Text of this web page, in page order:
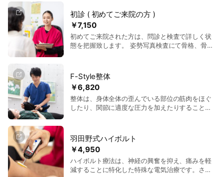
￥7,150
初診 ( 初めてご来院の方 )
初めてご来院された方は、問診と検査で詳しく状
態を把握致します。 姿勢写真検査にて骨格、骨盤
定しながら施術を行っていきます。 羽田野式ハイ
ボルトを使用し神経の興奮を抑え、痛みを取り 更
に痛みを引き起こしている原因の筋肉を特定する
事のできる検査も出来ます。 ※お身体の状態によ
り、手技・もしくは別メニューのご提案をさせて
￥6,820
F-Style整体
整体は、身体全体の歪んでいる部位の筋肉をほぐ
したり、関節に適度な圧力を加えたりすること
効果には、肩こりや腰痛の軽減、疲労回復、リラ
クゼーションが含まれます。慢性的な痛みを感じ
ている人や、ストレスや疲労が溜まりやすい方、
全身の調整を希望する方に特におすすめです。
￥4,950
羽田野式ハイボルト
ハイボルト療法は、神経の興奮を抑え、痛みを軽
減することに特化した特殊な電気治療です。さら